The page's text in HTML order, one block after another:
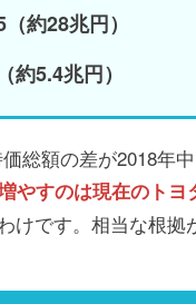
約28兆円）
5.4兆円）
総額の差が2018年
やすのは現在のト
けです。相当な根拠